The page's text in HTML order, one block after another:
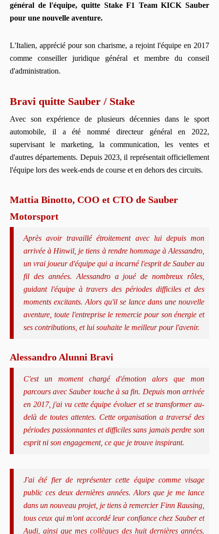
général de l'équipe, quitte Stake F1 Team KICK Sauber
pour une nouvelle aventure.
L'Italien, apprécié pour son charisme, a rejoint l'équipe en 2017
comme conseiller juridique général et membre du conseil
d'administration.
Bravi quitte Sauber / Stake
Avec son expérience de plusieurs décennies dans le sport
automobile, il a été nommé directeur général en 2022,
supervisant le marketing, la communication, les ventes et
d'autres départements. Depuis 2023, il représentait officiellement
l'équipe lors des week-ends de course et en dehors des circuits.
Mattia Binotto, COO et CTO de Sauber
Motorsport
Après avoir travaillé étroitement avec lui depuis mon
arrivée à Hinwil, je tiens à rendre hommage à Alessandro,
un vrai joueur d'équipe qui a incarné l'esprit de Sauber au
fil des années. Alessandro a joué de nombreux rôles,
guidant l'équipe à travers des périodes difficiles et des
moments excitants. Alors qu'il se lance dans une nouvelle
aventure, toute l'entreprise le remercie pour son énergie et
ses contributions, et lui souhaite le meilleur pour l'avenir.
Alessandro Alunni Bravi
C'est un moment chargé d'émotion alors que mon
parcours avec Sauber touche à sa fin. Depuis mon arrivée
en 2017, j'ai vu cette équipe évoluer et se transformer au-
delà de toutes attentes. Cette organisation a traversé des
périodes passionnantes et difficiles sans jamais perdre son
esprit ni son engagement, ce que je trouve inspirant.
J'ai été fier de représenter cette équipe comme visage
public ces deux dernières années. Alors que je me lance
dans un nouveau projet, je tiens à remercier Finn Rausing,
tous ceux qui m'ont accordé leur confiance chez Sauber et
Audi, ainsi que mes collègues des huit dernières années.